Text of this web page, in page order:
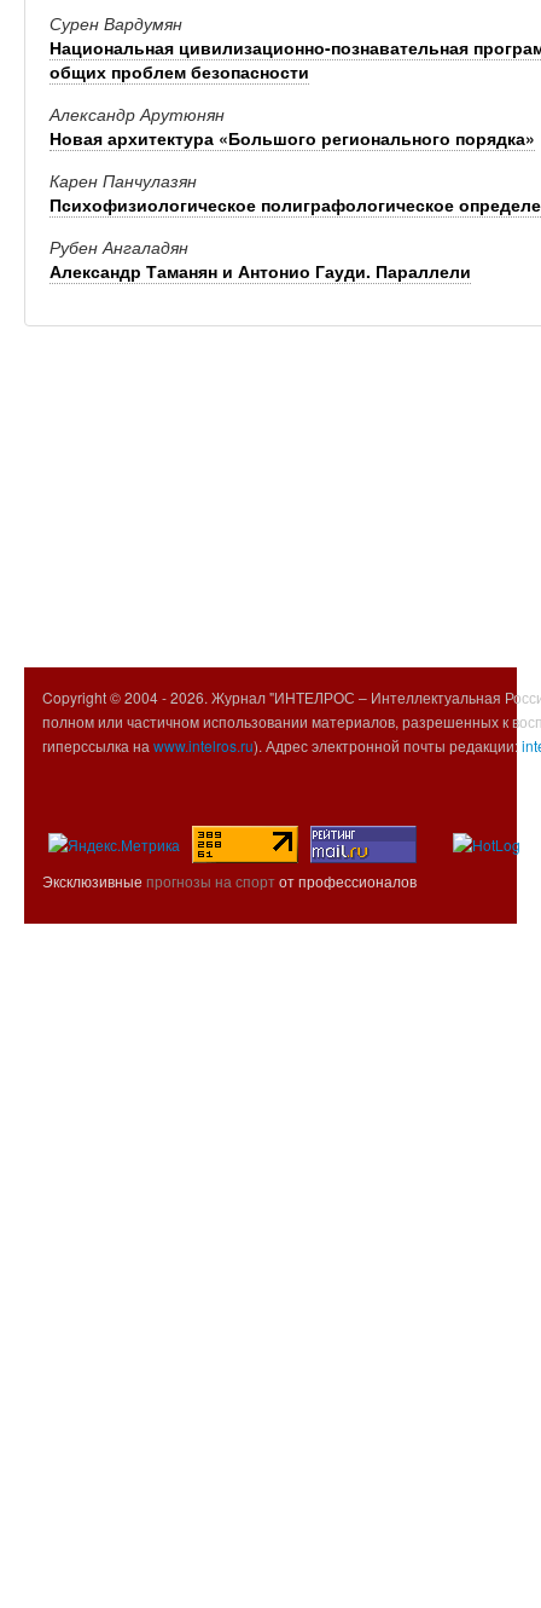
Сурен Вардумян
Национальная цивилизационно-познавательная
общих проблем безопасности
Александр Арутюнян
Новая архитектура «Большого регионального порядка»
Карен Панчулазян
Психофизиологическое полиграфологическое
Рубен Ангаладян
Александр Таманян и Антонио Гауди. Параллели
Copyright © 2004 -2026. Журнал "ИНТЕЛРОС – Интеллектуальная
полном или частичном использовании материалов, разрешенных к
гиперссылка на www.intelros.ru). Адрес электронной почты редакции:
Эксклюзивные прогнозы на спортот профессионалов